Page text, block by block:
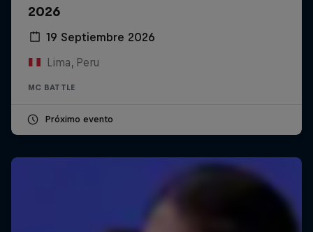
2026
19 Septiembre 2026
Lima, Peru
MC BATTLE
Próximo evento